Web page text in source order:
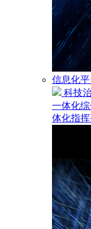
信息化平
科技
一体化
体化指挥